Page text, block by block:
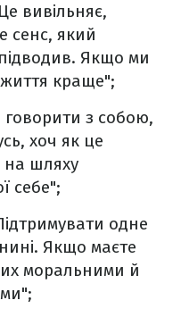
вивільняє,
сенс, який
Якщо ми
краще";
з собою,
хоч як це
на шляху
себе";
одне
Якщо маєте
моральними й